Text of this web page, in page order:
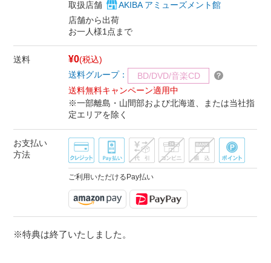
取扱店舗
AKIBA アミューズメント館
店舗から出荷
お一人様1点まで
送料 ¥0(税込)
送料グループ：
BD/DVD/音楽CD
送料無料キャンペーン適用中
※一部離島・山間部および北海道、または当社指
定エリアを除く
お支払い
方法
ご利用いただけるPay払い
※特典は終了いたしました。